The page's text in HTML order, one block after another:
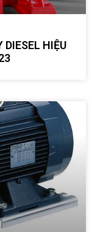
HIỆU